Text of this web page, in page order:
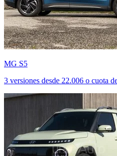
MG S5
3 versiones desde 22.006 o cuota